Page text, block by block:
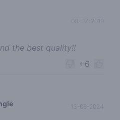
03-07-2019
the best quality!!
+6
13-06-2024